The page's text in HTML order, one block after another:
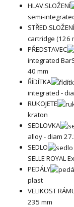
HLAV.SLOŽENÍ
semi-
STŘED.SLOŽENÍ
cartridge (126
PŘEDSTAVEC
integrated
40 mm
ŘÍDÍTKA
integrated -
RUKOJETE
kraton
SEDLOVKA
alloy - diam
SEDLO
SELLE ROYAL
PEDÁLY
plast
VELIKOST
235 mm